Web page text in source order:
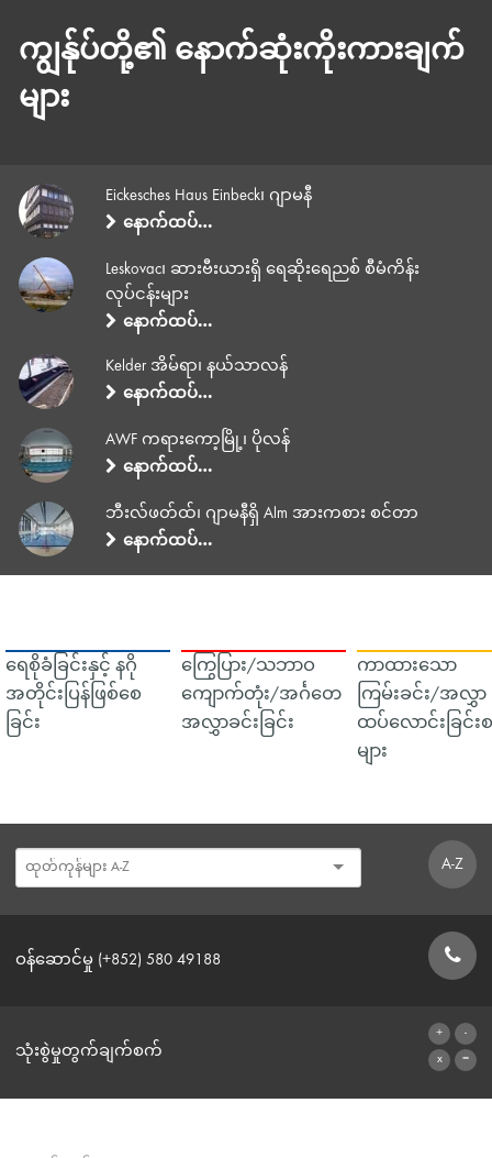
ကျွန်ုပ်တို့၏ နောက်ဆုံးကိုးကားချက်
များ
Eickesches Haus Einbeck၊ ဂျာမနီ
နောက်ထပ်…
Leskovac၊ ဆားဗီးယားရှိ ရေဆိုးရေညစ် စီမံကိန်း
လုပ်ငန်းများ
နောက်ထပ်…
Kelder အိမ်ရာ၊ နယ်သာလန်
နောက်ထပ်…
AWF ကရားကော့မြို့၊ ပိုလန်
နောက်ထပ်…
ဘီးလ်ဖတ်ထ်၊ ဂျာမနီရှိ Alm အားကစား စင်တာ
နောက်ထပ်…
ရေစိုခံခြင်းနှင့် နဂို
အတိုင်းပြန်ဖြစ်စေ
ခြင်း
ကြွေပြား/သဘာဝ
ကျောက်တုံး/အင်္ဂတေ
အလွှာခင်းခြင်း
ကာထားသော
ကြမ်းခင်း/အလွှာ
ထပ်လောင်းခြင်း
များ
A-Z
ဝန်ဆောင်မှု (+852) 580 49188
သုံးစွဲမှုတွက်ချက်စက်